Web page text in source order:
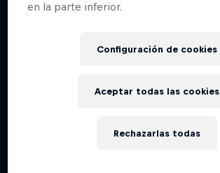
en la parte inferior.
Configuración de cookies
Rechazarlas todas
Aceptar todas las cookies